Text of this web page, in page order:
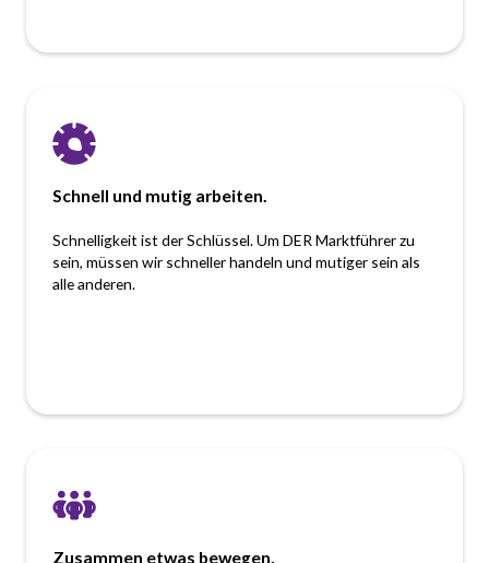
Schnell und mutig arbeiten.
Schnelligkeit ist der Schlüssel. Um DER Marktführer zu
sein, müssen wir schneller handeln und mutiger sein als
alle anderen.
Zusammen etwas bewegen.